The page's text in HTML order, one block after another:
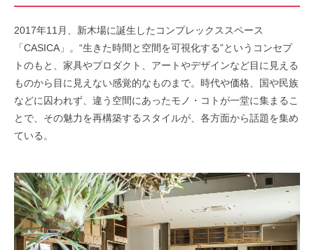
2017年11月、新木場に誕生したコンプレックススペース
「CASICA」。“生きた時間と空間を可視化する”というコンセプ
トのもと、家具やプロダクト、アートやデザインなど目に見える
ものから目に見えない感覚的なものまで。時代や価格、国や民族
などに囚われず、違う空間にあったモノ・コトが一堂に集まるこ
とで、その魅力を再構築するスタイルが、各方面から話題を集め
ている。